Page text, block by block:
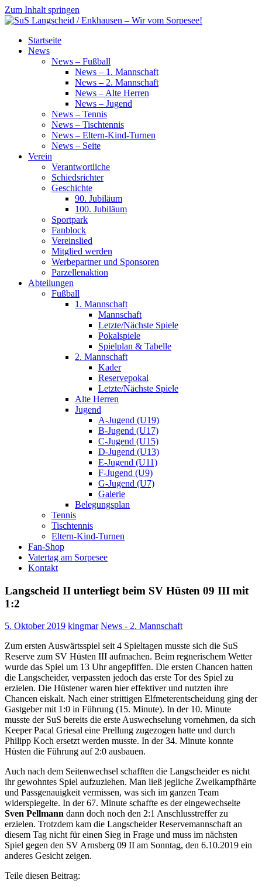
Zum Inhalt springen
SuS
Langscheid
Startseite
News
News – Fußball
News – 1. Mannschaft
News – 2. Mannschaft
News – Alte Herren
News – Jugend
News – Tennis
News – Tischtennis
News – Eltern-Kind-Turnen
News – Seite
Verein
Verantwortliche
Schiedsrichter
Geschichte
90. Jubiläum
100. Jubiläum
Sportpark
Fanblock
Vereinslied
Mitglied werden
Werbepartner und Sponsoren
Parzellenaktion
Abteilungen
Fußball
1. Mannschaft
Mannschaft
Letzte/Nächste Spiele
Pokalspiele
Spielplan & Tabelle
2. Mannschaft
Kader
Reservepokal
Letzte/Nächste Spiele
Alte Herren
Jugend
A-Jugend (U19)
B-Jugend (U17)
C-Jugend (U15)
D-Jugend (U13)
E-Jugend (U11)
F-Jugend (U9)
G-Jugend (U7)
Galerie
Belegungsplan
Tennis
Tischtennis
Eltern-Kind-Turnen
Fan-Shop
Vatertag am Sorpesee
Kontakt
Langscheid II unterliegt beim SV Hüsten 09 III mit
1:2
5. Oktober 2019 kingmar News - 2. Mannschaft
Zum ersten Auswärtsspiel seit 4 Spieltagen musste sich die SuS
Reserve zum SV Hüsten III aufmachen. Beim regnerischem Wetter
wurde das Spiel um 13 Uhr angepfiffen. Die ersten Chancen hatten
die Langscheider, verpassten jedoch das erste Tor des Spiel zu
erzielen. Die Hüstener waren hier effektiver und nutzten ihre
Chancen eiskalt. Nach einer strittigen Elfmeterentscheidung ging der
Gastgeber mit 1:0 in Führung (15. Minute). In der 10. Minute
musste der SuS bereits die erste Auswechselung vornehmen, da sich
Keeper Pacal Griesal eine Prellung zugezogen hatte und durch
Philipp Koch ersetzt werden musste. In der 34. Minute konnte
Hüsten die Führung auf 2:0 ausbauen.
Auch nach dem Seitenwechsel schafften die Langscheider es nicht
ihr gewohntes Spiel aufzuziehen. Man ließ jegliche Zweikampfhärte
und Passgenauigkeit vermissen, was sich im ganzen Team
widerspiegelte. In der 67. Minute schaffte es der eingewechselte
Sven Pellmann dann doch noch den 2:1 Anschlusstreffer zu
erzielen. Trotzdem kam die Langscheider Reservemannschaft an
diesem Tag nicht für einen Sieg in Frage und muss im nächsten
Spiel gegen den SV Arnsberg 09 II am Sonntag, den 6.10.2019 ein
anderes Gesicht zeigen.
Teile diesen Beitrag: